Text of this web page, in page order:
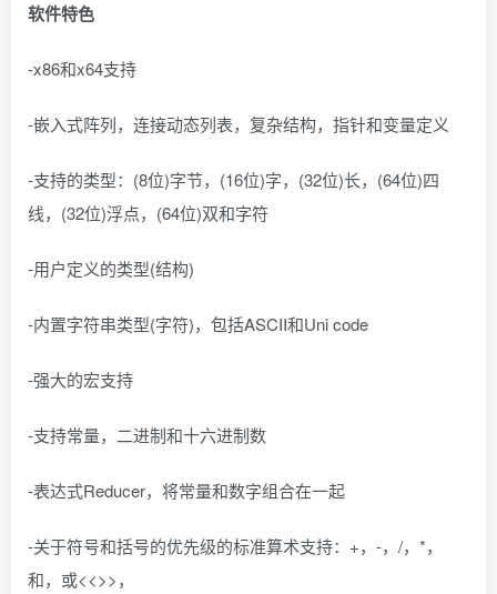
软件特色
-x86和x64支持
-嵌入式阵列，连接动态列表，复杂结构，指针和变量定义
-支持的类型：(8位)字节，(16位)字，(32位)长，(64位)四
线，(32位)浮点，(64位)双和字符
-用户定义的类型(结构)
-内置字符串类型(字符)，包括ASCII和Uni code
-强大的宏支持
-支持常量，二进制和十六进制数
-表达式Reducer，将常量和数字组合在一起
-关于符号和括号的优先级的标准算术支持：+，-，/，*，
和，或<<>>，